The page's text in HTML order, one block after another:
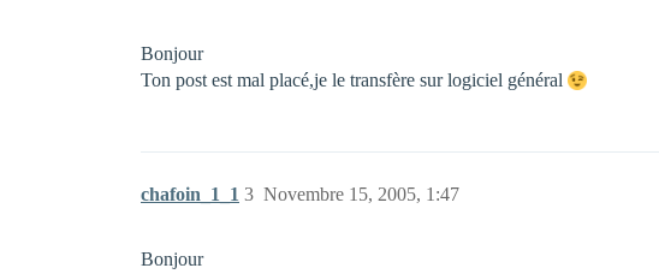
Bonjour
Ton post est mal placé,je le transfère sur logiciel général
chafoin_1_1 Novembre 15, 2005, 1:47
3
Bonjour